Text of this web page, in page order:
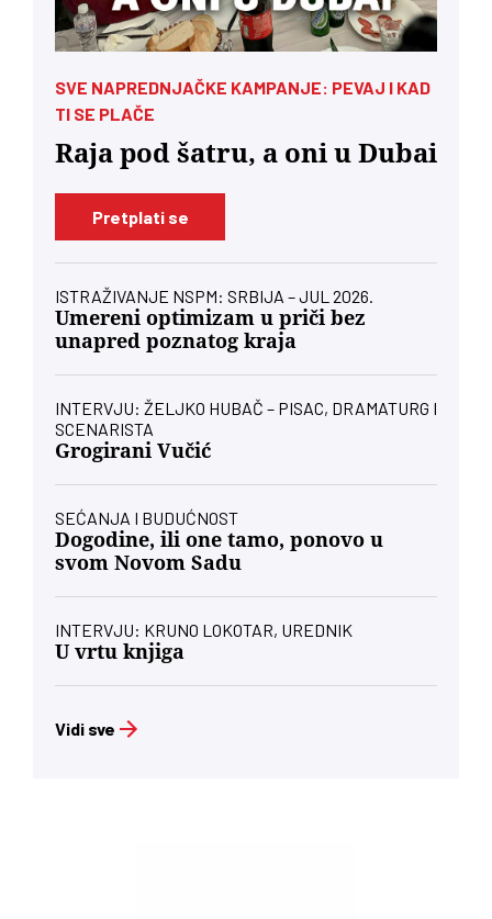
SVE NAPREDNJAČKE KAMPANJE: PEVAJ I KAD
TI SE PLAČE
Raja pod šatru, a oni u Dubai
Pretplati se
ISTRAŽIVANJE NSPM: SRBIJA – JUL 2026.
Umereni optimizam u priči bez
unapred poznatog kraja
INTERVJU: ŽELJKO HUBAČ – PISAC, DRAMATURG I
SCENARISTA
Grogirani Vučić
SEĆANJA I BUDUĆNOST
Dogodine, ili one tamo, ponovo u
svom Novom Sadu
INTERVJU: KRUNO LOKOTAR, UREDNIK
U vrtu knjiga
Vidi sve